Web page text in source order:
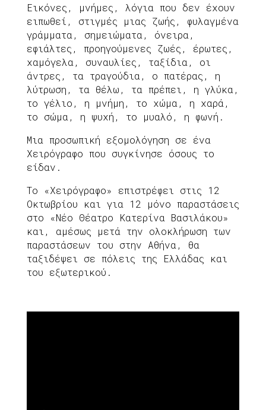
Εικόνες, μνήμες, λόγια που δεν έχουν
ειπωθεί, στιγμές μιας ζωής, φυλαγμένα
γράμματα, σημειώματα, όνειρα,
εφιάλτες, προηγούμενες ζωές, έρωτες,
χαμόγελα, συναυλίες, ταξίδια, οι
άντρες, τα τραγούδια, ο πατέρας, η
λύτρωση, τα θέλω, τα πρέπει, η γλύκα,
το γέλιο, η μνήμη, το χώμα, η χαρά,
το σώμα, η ψυχή, το μυαλό, η φωνή.
Μια προσωπική εξομολόγηση σε ένα
Χειρόγραφο που συγκίνησε όσους το
είδαν.
Το «Χειρόγραφο» επιστρέφει στις 12
Οκτωβρίου και για 12 μόνο παραστάσεις
στο «Νέο Θέατρο Κατερίνα Βασιλάκου»
και, αμέσως μετά την ολοκλήρωση των
παραστάσεων του στην Αθήνα, θα
ταξιδέψει σε πόλεις της Ελλάδας και
του εξωτερικού.